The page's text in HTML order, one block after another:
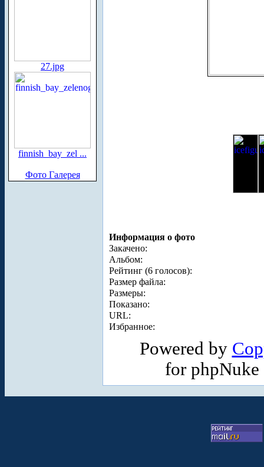
27.jpg
finnish_bay_zel ...
Фото Галерея
Информация о фото
Закачено:
Альбом:
Рейтинг (6 голосов):
Размер файла:
Размеры:
Показано:
URL:
Избранное:
Powered by
for